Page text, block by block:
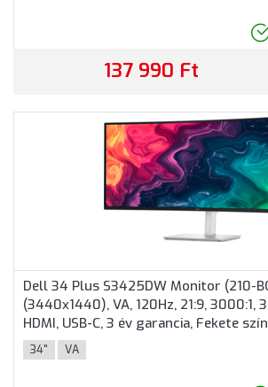
137 990 Ft
Dell 34 Plus S3425DW Monitor (210-
(3440x1440), VA, 120Hz, 21:9, 3000:1,
HDMI, USB-C, 3 év garancia, Fekete
34" VA